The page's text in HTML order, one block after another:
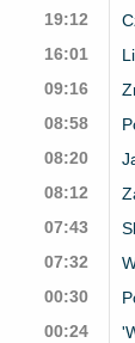
19:12
16:01
09:16
08:58
08:20
08:12
07:43
07:32
00:30
00:24